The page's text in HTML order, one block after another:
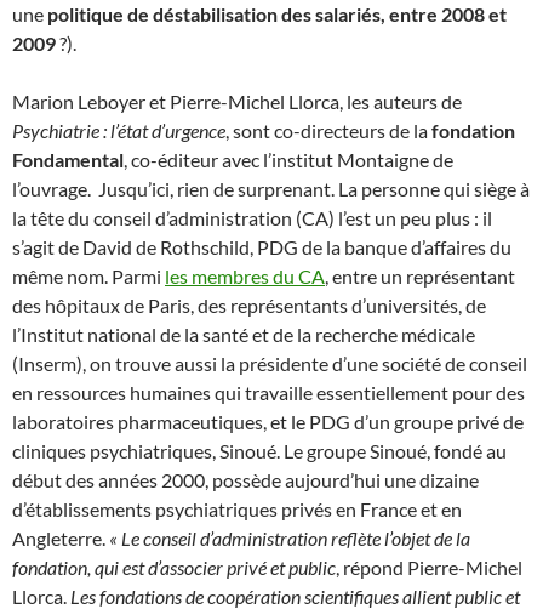
une politique de déstabilisation des salariés, entre 2008 et
2009?).
Marion Leboyer et Pierre-Michel Llorca, les auteurs de
Psychiatrie : l’état d’urgence, sont co-directeurs de lafondation
Fondamental, co-éditeur avec l’institut Montaigne de
l’ouvrage. Jusqu’ici, rien de surprenant. La personne qui siège à
la tête du conseil d’administration (CA) l’est un peu plus : il
s’agit de David de Rothschild, PDG de la banque d’affaires du
même nom. Parmi les membres du CA, entre un représentant
des hôpitaux de Paris, des représentants d’universités, de
l’Institut national de la santé et de la recherche médicale
(Inserm), on trouve aussi la présidente d’une société de conseil
en ressources humaines qui travaille essentiellement pour des
laboratoires pharmaceutiques, et le PDG d’un groupe privé de
cliniques psychiatriques, Sinoué. Le groupe Sinoué, fondé au
début des années 2000, possède aujourd’hui une dizaine
d’établissements psychiatriques privés en France et en
Angleterre. « Le conseil d’administration reflète l’objet de la
fondation, qui est d’associer privé et public, répond Pierre-Michel
Llorca. Les fondations de coopération scientifiques allient public et